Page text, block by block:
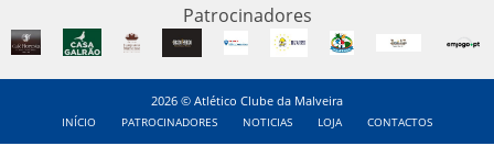
Patrocinadores
2026 © Atlético Clube da Malveira
INÍCIO PATROCINADORES NOTICIAS LOJA CONTACTOS